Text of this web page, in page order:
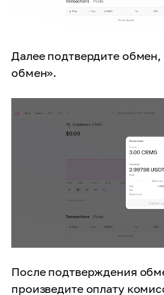
Далее подтвердите
обмен».
После подтверждения
произведите оплату